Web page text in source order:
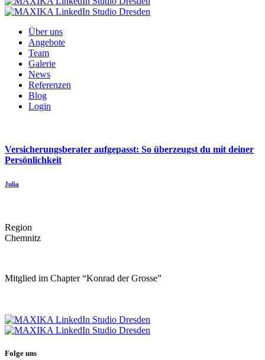
Über uns
Angebote
Team
Galerie
News
Referenzen
Blog
Login
Versicherungsberater aufgepasst: So überzeugst du mit deiner
Persönlichkeit
Julia
Region
Chemnitz
Mitglied im Chapter “Konrad der Grosse”
Folge uns